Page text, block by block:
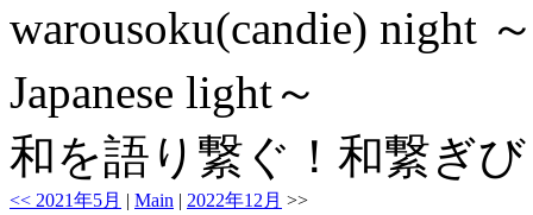
warousoku(candie) night
Japanese light～
和を語り繋ぐ！和繋ぎ
<< 2021年5月 | Main | 2022年12月 >>